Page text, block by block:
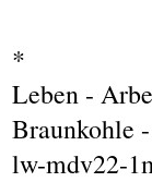
*
Leben -
Braunkohle
lw-mdv22-